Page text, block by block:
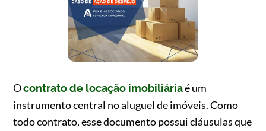
Ocontrato de locação imobiliáriaé um
instrumento central no aluguel de imóveis. Como
todo contrato, esse documento possui cláusulas que